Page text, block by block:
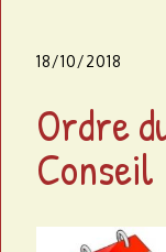
u
l
a
t
18/10/2018
Ordre
Conseil